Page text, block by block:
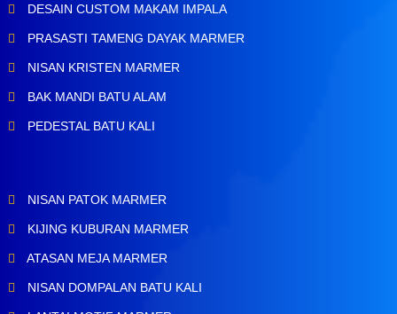
DESAIN CUSTOM MAKAM IMPALA
PRASASTI TAMENG DAYAK MARMER
NISAN KRISTEN MARMER
BAK MANDI BATU ALAM
PEDESTAL BATU KALI
NISAN PATOK MARMER
KIJING KUBURAN MARMER
ATASAN MEJA MARMER
NISAN DOMPALAN BATU KALI